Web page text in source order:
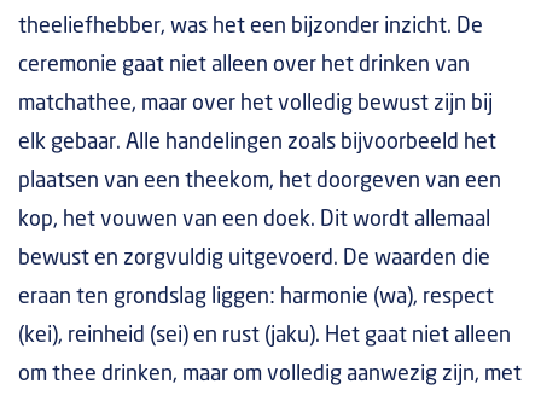
theeliefhebber, was het een bijzonder inzicht. De
ceremonie gaat niet alleen over het drinken van
matchathee, maar over het volledig bewust zijn bij
elk gebaar. Alle handelingen zoals bijvoorbeeld het
plaatsen van een theekom, het doorgeven van een
kop, het vouwen van een doek. Dit wordt allemaal
bewust en zorgvuldig uitgevoerd. De waarden die
eraan ten grondslag liggen: harmonie (wa), respect
(kei), reinheid (sei) en rust (jaku). Het gaat niet alleen
om thee drinken, maar om volledig aanwezig zijn, met